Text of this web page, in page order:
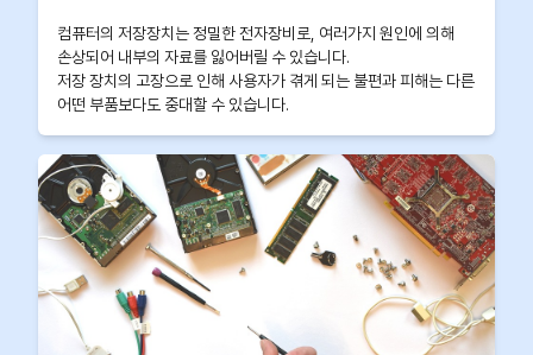
컴퓨터의 저장장치는 정밀한 전자장비로, 여러가지 원인에 의해
손상되어 내부의 자료를 잃어버릴 수 있습니다.
저장 장치의 고장으로 인해 사용자가 겪게 되는 불편과 피해는 다른
어떤 부품보다도 중대할 수 있습니다.